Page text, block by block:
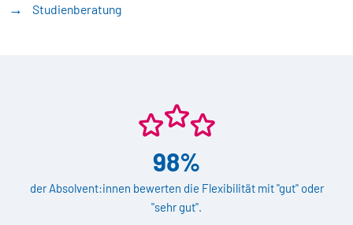
Studienberatung
98%
der Absolvent:innen bewerten die Flexibilität mit "gut" oder
"sehr gut".